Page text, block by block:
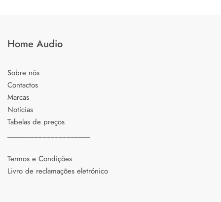
Home Audio
Sobre nós
Contactos
Marcas
Notícias
Tabelas de preços
Termos e Condições
Livro de reclamações eletrónico